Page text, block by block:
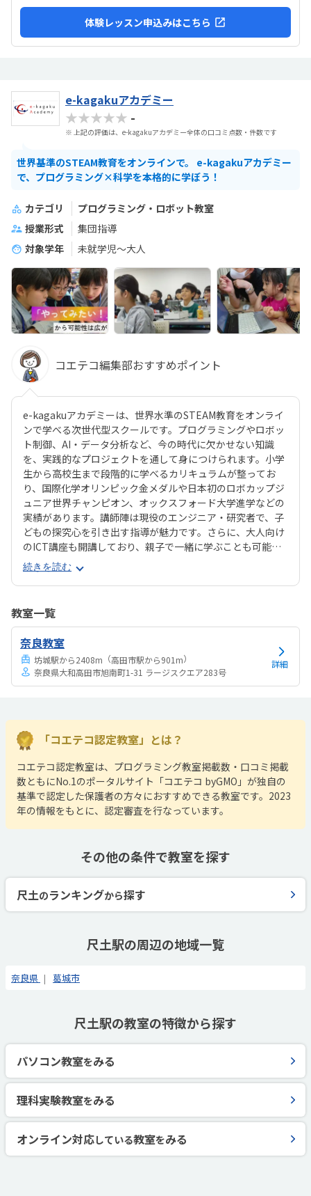
体験レッスン申込みはこちら
e-kagakuアカデミー
★★★★★ -
※ 上記の評価は、e-kagakuアカデミー全体の口コミ点数・件数です
世界基準のSTEAM教育をオンラインで。 e-kagakuアカデミー
で、プログラミング×科学を本格的に学ぼう！
カテゴリ
プログラミング・ロボット教室
授業形式
集団指導
対象学年
未就学児～大人
コエテコ編集部おすすめポイント
e-kagakuアカデミーは、世界水準のSTEAM教育をオンライ
ンで学べる次世代型スクールです。プログラミングやロボッ
ト制御、AI・データ分析など、今の時代に欠かせない知識
を、実践的なプロジェクトを通して身につけられます。小学
生から高校生まで段階的に学べるカリキュラムが整ってお
り、国際化学オリンピック金メダルや日本初のロボカップジ
ュニア世界チャンピオン、オックスフォード大学進学などの
実績があります。講師陣は現役のエンジニア・研究者で、子
どもの探究心を引き出す指導が魅力です。さらに、大人向け
のICT講座も開講しており、親子で一緒に学ぶことも可能。
論理的思考力・創造力・表現力を育みながら、未来の科学
者・エンジニアを目指す方におすすめのスクールです。
続きを読む
教室一覧
奈良教室
坊城駅から2408m （高田市駅から901m）
奈良県大和高田市旭南町1-31 ラージスクエア283号
詳細
「コエテコ認定教室」とは？
コエテコ認定教室は、プログラミング教室掲載数・口コミ掲載
数ともにNo.1のポータルサイト「コエテコ byGMO」が独自の
基準で認定した保護者の方々におすすめできる教室です。2023
年の情報をもとに、認定審査を行なっています。
その他の条件で教室を探す
尺土のランキングから探す
尺土駅の周辺の地域一覧
奈良県 葛城市
尺土駅の教室の特徴から探す
パソコン教室をみる
理科実験教室をみる
オンライン対応している教室をみる